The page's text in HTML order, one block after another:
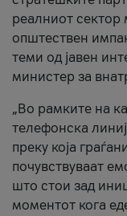
реалниот сектор
општествен
теми од јавен
министер за
„Во рамките на
телефонска
преку која
почувствуваат
што стои зад
моментот кога